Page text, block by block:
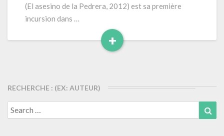
(2016)
(El asesino de la Pedrera, 2012) est sa première
incursion dans …
+
Read
RECHERCHE : (EX: AUTEUR)
Search
for: